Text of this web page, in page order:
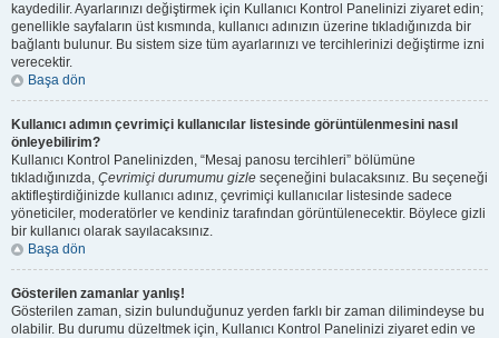
kaydedilir. Ayarlarınızı değiştirmek için Kullanıcı Kontrol Panelinizi ziyaret edin;
genellikle sayfaların üst kısmında, kullanıcı adınızın üzerine tıkladığınızda bir
bağlantı bulunur. Bu sistem size tüm ayarlarınızı ve tercihlerinizi değiştirme izni
verecektir.
Başa dön
Kullanıcı adımın çevrimiçi kullanıcılar listesinde görüntülenmesini nasıl
önleyebilirim?
Kullanıcı Kontrol Panelinizden, “Mesaj panosu tercihleri” bölümüne
tıkladığınızda, Çevrimiçi durumumu gizle seçeneğini bulacaksınız. Bu seçeneği
aktifleştirdiğinizde kullanıcı adınız, çevrimiçi kullanıcılar listesinde sadece
yöneticiler, moderatörler ve kendiniz tarafından görüntülenecektir. Böylece gizli
bir kullanıcı olarak sayılacaksınız.
Başa dön
Gösterilen zamanlar yanlış!
Gösterilen zaman, sizin bulunduğunuz yerden farklı bir zaman dilimindeyse bu
olabilir. Bu durumu düzeltmek için, Kullanıcı Kontrol Panelinizi ziyaret edin ve